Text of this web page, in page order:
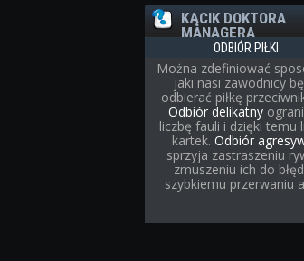
KĄCIK DOKTORA
MANAGERA
ODBIÓR PIŁKI
Można zdefiniować
jaki nasi zawodnicy
odbierać piłkę
Odbiór delikatny
liczbę fauli i dzięki temu
kartek. Odbiór
sprzyja zastraszeniu
zmuszeniu ich do
szybkiemu przerwaniu